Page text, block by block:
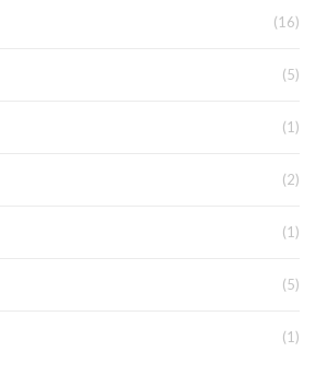
(16)
(5)
(1)
(2)
(1)
(5)
(1)